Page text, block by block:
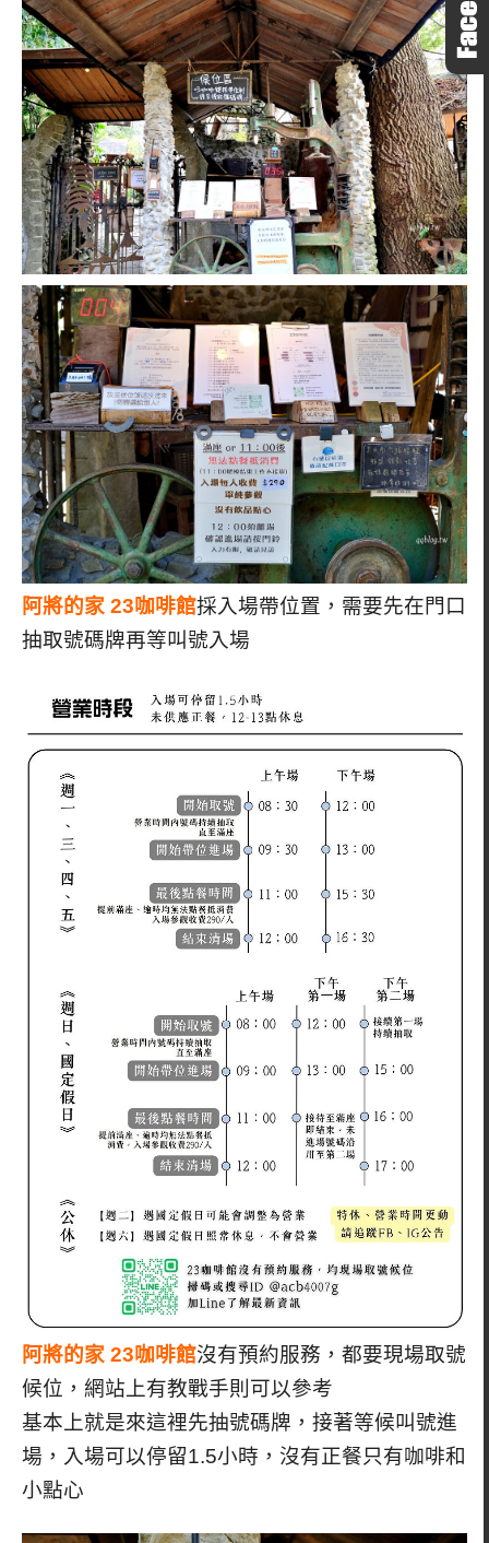
阿將的家 23咖啡館採入場帶位置，需要先在門口
抽取號碼牌再等叫號入場
阿將的家 23咖啡館沒有預約服務，都要現場取號
候位，網站上有教戰手則可以參考
基本上就是來這裡先抽號碼牌，接著等候叫號進
場，入場可以停留1.5小時，沒有正餐只有咖啡和
小點心